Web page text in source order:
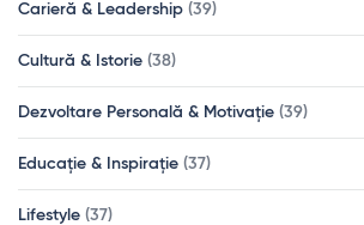
Carieră & Leadership (39)
Cultură & Istorie (38)
Dezvoltare Personală & Motivație (39)
Educație & Inspirație (37)
Lifestyle (37)